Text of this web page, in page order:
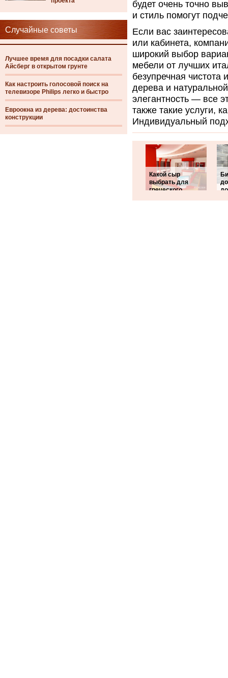
Случайные советы
Лучшее время для посадки салата
Айсберг в открытом грунте
Как настроить голосовой поиск на
телевизоре Philips легко и быстро
Евроокна из дерева: достоинства
конструкции
будет очень точно
и стиль помогут
Если вас
или кабинета,
широкий выбор
мебели от лучших
безупречная
дерева и
элегантность — все
также такие услуги,
Индивидуальный
Какой сыр
выбрать для
греческого